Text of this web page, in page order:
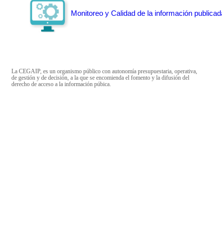
Monitoreo y Calidad de la información
La CEGAIP, es un organismo público con autonomía presupuestaria, operativa,
de gestión y de decisión, a la que se encomienda el fomento y la difusión del
derecho de acceso a la información púbica.